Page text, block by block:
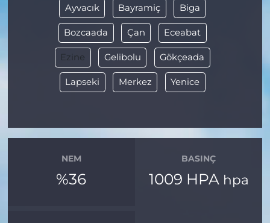
Ayvacık Bayramiç Biga
Bozcaada Çan Eceabat
Ezine Gelibolu Gökçeada
Lapseki Merkez Yenice
NEM
%36
BASINÇ
1009 HPA hpa